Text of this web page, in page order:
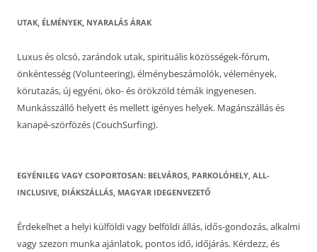
UTAK, ÉLMÉNYEK, NYARALÁS ÁRAK
Luxus és olcsó, zarándok utak, spirituális közösségek-fórum,
önkéntesség (Volunteering), élménybeszámolók, vélemények,
körutazás, új egyéni, öko- és örökzöld témák ingyenesen.
Munkásszálló helyett és mellett igényes helyek. Magánszállás és
kanapé-szörfözés (CouchSurfing).
EGYÉNILEG VAGY CSOPORTOSAN: BELVÁROS, PARKOLÓHELY, ALL-
INCLUSIVE, DIÁKSZÁLLÁS, MAGYAR IDEGENVEZETŐ
Érdekelhet a helyi külföldi vagy belföldi állás, idős-gondozás, alkalmi
vagy szezon munka ajánlatok, pontos idő, időjárás. Kérdezz, és